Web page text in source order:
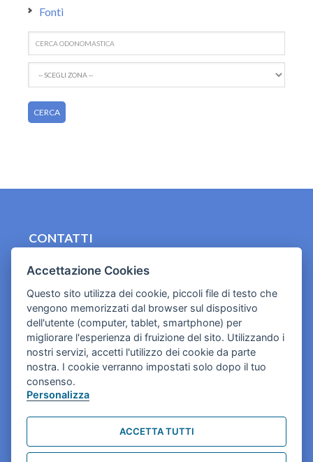
Fonti
CONTATTI
Cookies e informativa privacy
Accettazione Cookies
Questo sito utilizza dei cookie, piccoli file di testo che
vengono memorizzati dal browser sul dispositivo
dell'utente (computer, tablet, smartphone) per
migliorare l'esperienza di fruizione del sito. Utilizzando i
nostri servizi, accetti l'utilizzo dei cookie da parte
nostra. I cookie verranno impostati solo dopo il tuo
consenso.
Personalizza
ACCETTA TUTTI